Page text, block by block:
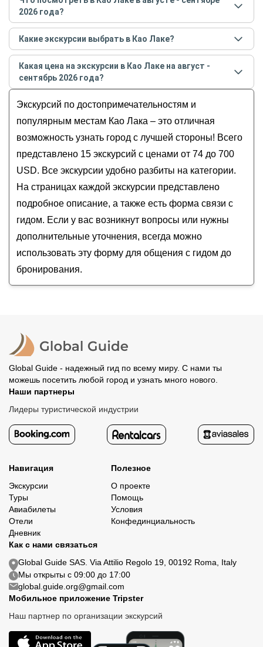
2026 года?
Самые популярные местав Као Лакев августе -
сентябре 2026года:
Обзорные
История и архитектура
Музеи и искусство
Гастрономические
Для детей
Какие экскурсии выбрать в Као Лаке?
Самые популярные экскурсиив Као Лакев августе
- сентябре 2026года:
Из Као Лака — к озеру Чео Лан
Сказочная провинция Пханг Нга: путешествие
из Као Лака
Озеро Чео Лан — с ночёвкой в плавучей
Пять скал и одно озеро: в нацпарк «Као Сок» из
Као Лака (всё включено)
Индивидуальный трансфер в Као Лак
из аэропорта — или обратно
Какая цена на экскурсии в Као Лаке на август -
сентябрь 2026 года?
сентябрь 2026года от 74до 700 USD
Экскурсий по достопримечательностям и
популярным местам Као Лака – это отличная
возможность узнать город с лучшей стороны! Всего
представлено 15 экскурсий с ценами от 74 до 700
USD. Все экскурсии удобно разбиты на категории.
На страницах каждой экскурсии представлено
подробное описание, а также есть форма связи с
гидом. Если у вас возникнут вопросы или нужны
дополнительные уточнения, всегда можно
использовать эту форму для общения с гидом до
бронирования.
Global Guide - надежный гид по всему миру. С нами ты
можешь посетить любой город и узнать много нового.
Наши партнеры
Лидеры туристической индустрии
Навигация
Экскурсии
Туры
Авиабилеты
Отели
Дневник
Полезное
О проекте
Помощь
Условия
Конфединциальность
Как с нами связаться
Global Guide SAS. Via Attilio Regolo 19, 00192 Roma, Italy
Мы открыты с 09:00 до 17:00
global.guide.org@gmail.com
Мобильное приложение Tripster
Наш партнер по организации экскурсий